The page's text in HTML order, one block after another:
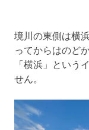
境川の東側は横
ってからはのど
「横浜」という
せん。